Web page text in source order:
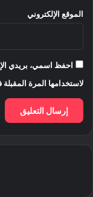
الموقع الإلكتروني
احفظ اسمي، بريدي
لاستخدامها المرة